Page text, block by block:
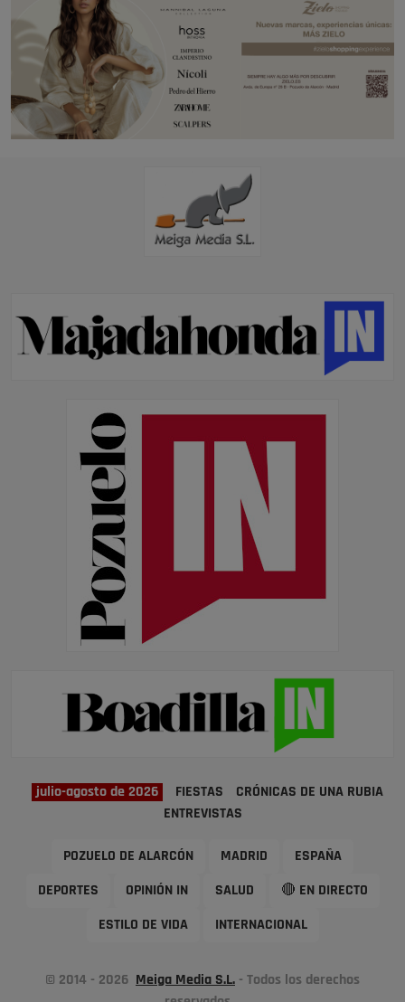
julio-agosto de 2026 FIESTAS
CRÓNICAS DE UNA RUBIA
ENTREVISTAS
POZUELO DE ALARCÓN MADRID ESPAÑA
DEPORTES OPINIÓN IN SALUD 🔴 EN DIRECTO
ESTILO DE VIDA INTERNACIONAL
© 2014 - 2026 Meiga Media S.L. - Todos los derechos